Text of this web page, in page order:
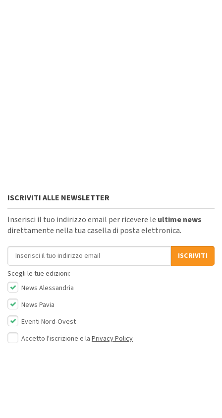
ISCRIVITI ALLE NEWSLETTER
Inserisci il tuo indirizzo email per ricevere le ultime news
direttamente nella tua casella di posta elettronica.
Indirizzo email
ISCRIVITI
Scegli le tue edizioni:
News Alessandria
News Pavia
Eventi Nord-Ovest
Accetto l'iscrizione e la Privacy Policy